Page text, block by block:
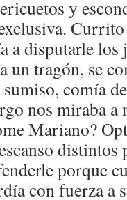
y
a disputarle los
un tragón, se
comía
nos miraba
Mariano?
distintos
porque
con fuerza a